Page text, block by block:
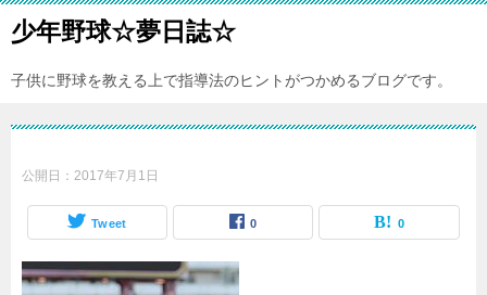
少年野球☆夢日誌☆
子供に野球を教える上で指導法のヒントがつかめるブログです。
公開日： 2017年7月1日
Tweet 0 0